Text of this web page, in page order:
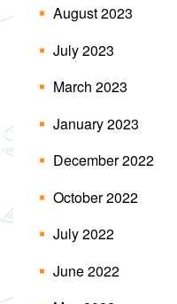
August 2023
July 2023
March 2023
January 2023
December 2022
October 2022
July 2022
June 2022